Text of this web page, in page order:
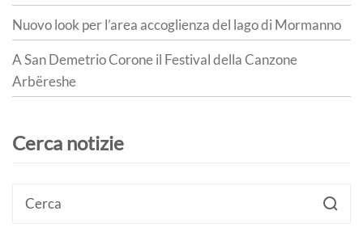
Nuovo look per l’area accoglienza del lago di Mormanno
A San Demetrio Corone il Festival della Canzone
Arbëreshe
Cerca notizie